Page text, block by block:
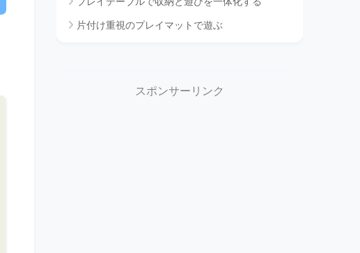
片付け重視のプレイマットで遊ぶ
スポンサーリンク